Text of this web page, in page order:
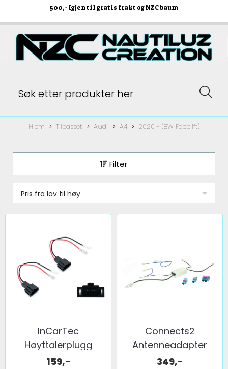
500,- Igjen til gratis frakt og NZC baum
Hjem Tilpasset Audi A4 2020 - (8W Facelift)
Filter
Pris fra lav til høy
InCarTec
Høyttalerplugg
adaptere ...
159,-
Connects2
Antenneadapter
(FM) 2 x fakra ...
349,-